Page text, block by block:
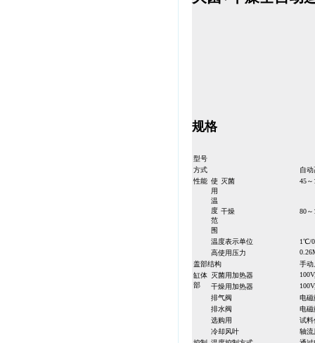
规格
型号
方式
自
性能 使
用
温
度
范
围
灭菌 45
干燥 80
温度表示单位
1℃/
高使用压力
盖部结构
手动
缸体
部
灭菌用加热器
干燥用加热器
排气阀
电磁
排水阀
电磁
选购用
试料
冷却风叶
轴流